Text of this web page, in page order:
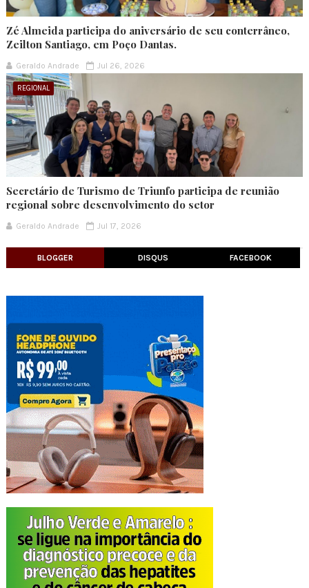
Zé Almeida participa do aniversário de seu conterrâneo,
Zeilton Santiago, em Poço Dantas.
Geraldo Andrade Jul 26, 2026
REGIONAL
Secretário de Turismo de Triunfo participa de reunião
regional sobre desenvolvimento do setor
Geraldo Andrade Jul 17, 2026
BLOGGER DISQUS FACEBOOK